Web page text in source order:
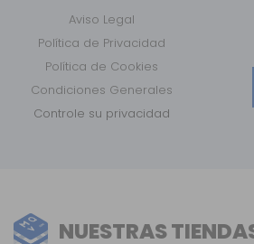
Aviso Legal
Política de Privacidad
Política de Cookies
Condiciones Generales
Controle su privacidad
NUESTRAS